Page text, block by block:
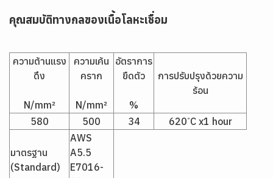
คุณสมบัติทางกลของเนื้อโลหะเชื่อม
ความต้านแรง
ดึง
N/mm²
ความเค้น
คราก
N/mm²
อัตราการ
ยืดตัว
%
การปรับปรุงด้วยความ
ร้อน
580 500 34 620 ํC x1 hour
มาตรฐาน
(Standard)
AWS
A5.5
E7016-